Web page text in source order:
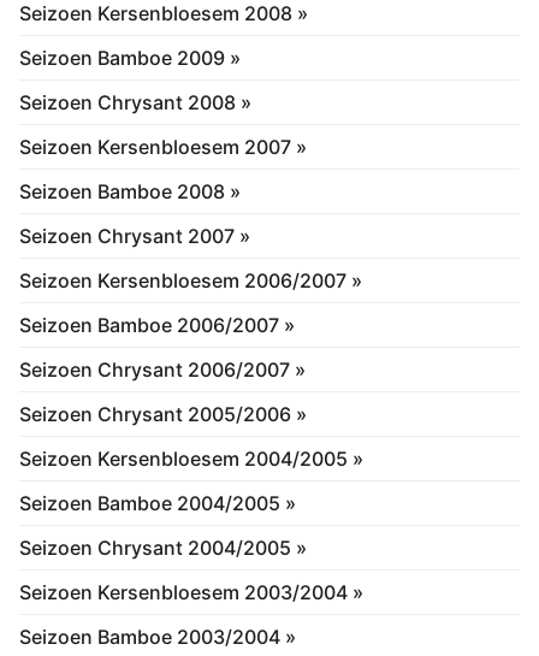
Seizoen Kersenbloesem 2008 »
Seizoen Bamboe 2009 »
Seizoen Chrysant 2008 »
Seizoen Kersenbloesem 2007 »
Seizoen Bamboe 2008 »
Seizoen Chrysant 2007 »
Seizoen Kersenbloesem 2006/2007 »
Seizoen Bamboe 2006/2007 »
Seizoen Chrysant 2006/2007 »
Seizoen Chrysant 2005/2006 »
Seizoen Kersenbloesem 2004/2005 »
Seizoen Bamboe 2004/2005 »
Seizoen Chrysant 2004/2005 »
Seizoen Kersenbloesem 2003/2004 »
Seizoen Bamboe 2003/2004 »